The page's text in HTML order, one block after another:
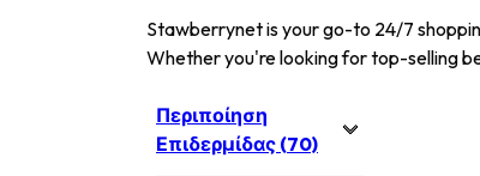
Stawberrynet is your go-to 24/7
Whether you're looking for top-selling
Περιποίηση
Επιδερμίδας (70)